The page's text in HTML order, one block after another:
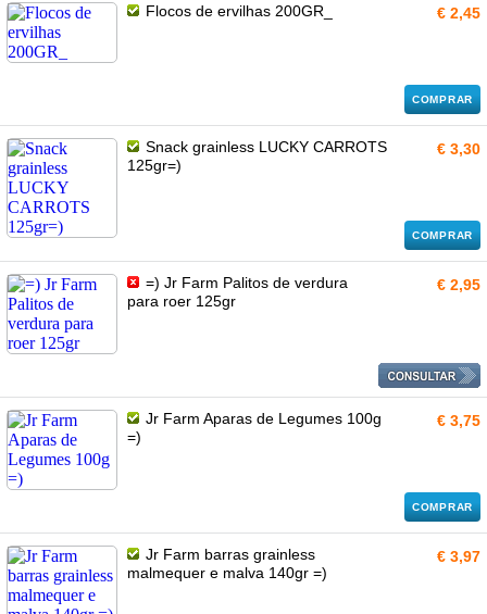
Flocos de ervilhas 200GR_ € 2,45
COMPRAR
Snack grainless LUCKY CARROTS
125gr=)
€ 3,30
COMPRAR
=) Jr Farm Palitos de verdura
para roer 125gr
€ 2,95
Jr Farm Aparas de Legumes 100g
=)
€ 3,75
COMPRAR
Jr Farm barras grainless
malmequer e malva 140gr =)
€ 3,97